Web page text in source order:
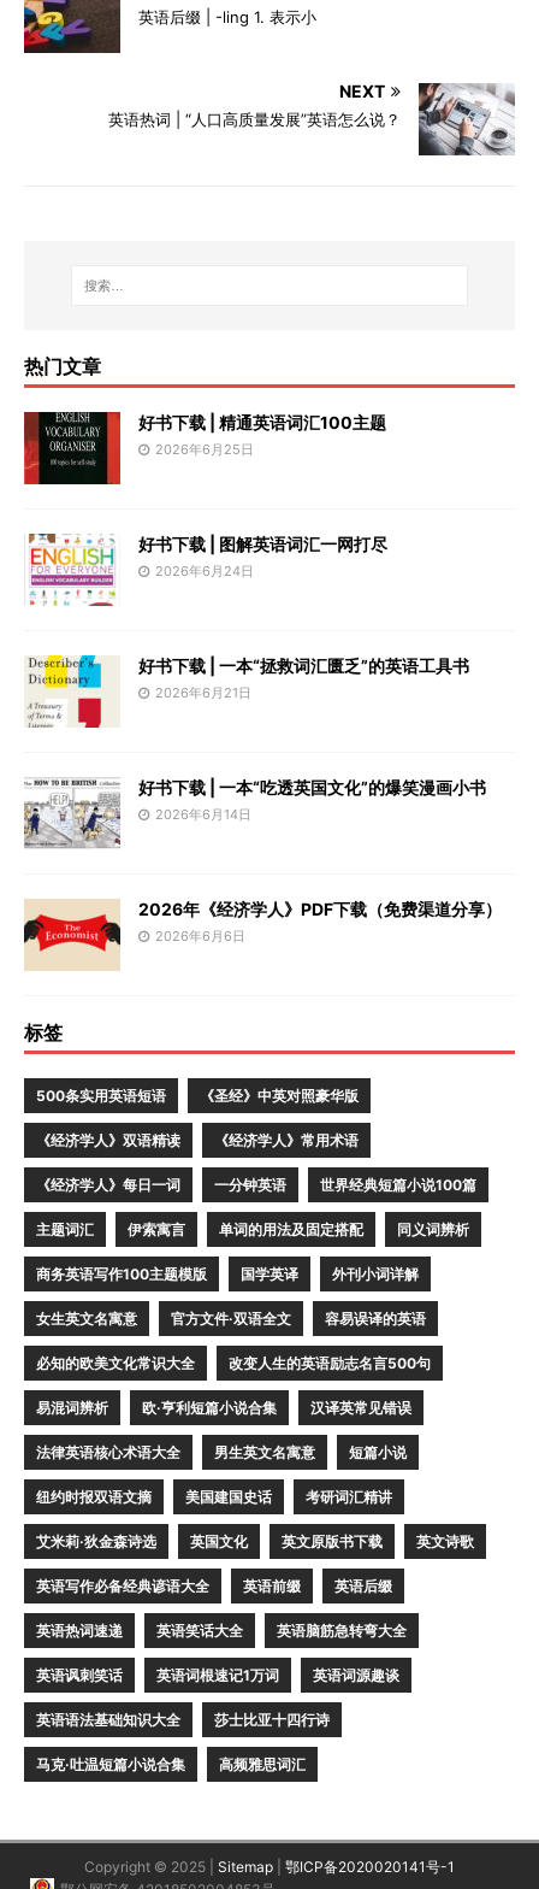
英语后缀 | -ling 1. 表示小
NEXT
英语热词 | “人口高质量发展”英语怎么说？
热门文章
好书下载 | 精通英语词汇100主题
2026年6月25日
好书下载 | 图解英语词汇一网打尽
2026年6月24日
好书下载 | 一本“拯救词汇匮乏”的英语工具书
2026年6月21日
好书下载 | 一本“吃透英国文化”的爆笑漫画小书
2026年6月14日
2026年《经济学人》PDF下载（免费渠道分享）
2026年6月6日
标签
500条实用英语短语 《圣经》中英对照豪华版
《经济学人》双语精读 《经济学人》常用术语
《经济学人》每日一词 一分钟英语 世界经典短篇小说100篇
主题词汇 伊索寓言 单词的用法及固定搭配 同义词辨析
商务英语写作100主题模版 国学英译 外刊小词详解
女生英文名寓意 官方文件·双语全文 容易误译的英语
必知的欧美文化常识大全 改变人生的英语励志名言500句
易混词辨析 欧·亨利短篇小说合集 汉译英常见错误
法律英语核心术语大全 男生英文名寓意 短篇小说
纽约时报双语文摘 美国建国史话 考研词汇精讲
艾米莉·狄金森诗选 英国文化 英文原版书下载 英文诗歌
英语写作必备经典谚语大全 英语前缀 英语后缀
英语热词速递 英语笑话大全 英语脑筋急转弯大全
英语讽刺笑话 英语词根速记1万词 英语词源趣谈
英语语法基础知识大全 莎士比亚十四行诗
马克·吐温短篇小说合集 高频雅思词汇
Copyright © 2025 | Sitemap
鄂ICP备2020020141号-1